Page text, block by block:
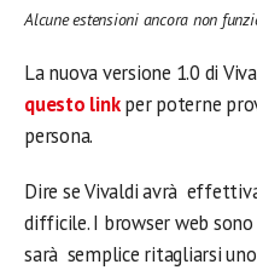
Alcune estensioni ancora non
La nuova versione 1.0 di
questo linkper poterne
persona.
Dire se Vivaldi avrà
difficile. I browser web
sarà semplice ritagliarsi